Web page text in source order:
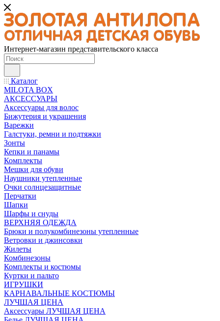
Интернет-магазин представительского класса
Каталог
MILOTA BOX
АКСЕССУАРЫ
Аксессуары для волос
Бижутерия и украшения
Варежки
Галстуки, ремни и подтяжки
Зонты
Кепки и панамы
Комплекты
Мешки для обуви
Наушники утепленные
Очки солнцезащитные
Перчатки
Шапки
Шарфы и снуды
ВЕРХНЯЯ ОДЕЖДА
Брюки и полукомбинезоны утепленные
Ветровки и джинсовки
Жилеты
Комбинезоны
Комплекты и костюмы
Куртки и пальто
ИГРУШКИ
КАРНАВАЛЬНЫЕ КОСТЮМЫ
ЛУЧШАЯ ЦЕНА
Аксессуары ЛУЧШАЯ ЦЕНА